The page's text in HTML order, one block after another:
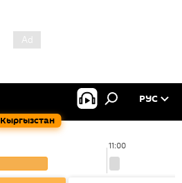
Кыргызстан
РУС
11:00